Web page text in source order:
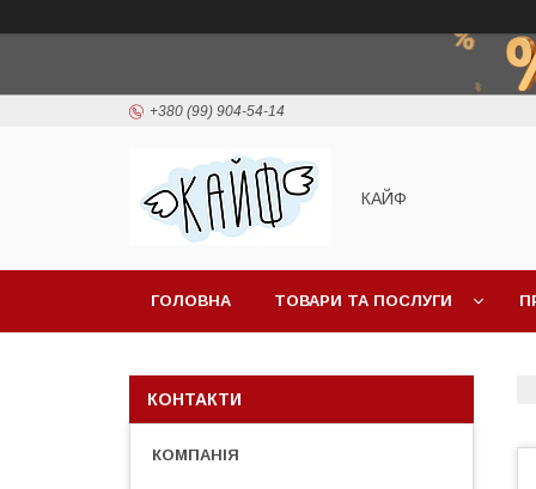
+380 (99) 904-54-14
КАЙФ
ГОЛОВНА ТОВАРИ ТА ПОСЛУГИ
КОНТАКТИ